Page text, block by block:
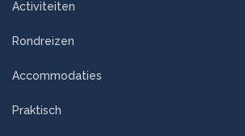
Activiteiten
Rondreizen
Accommodaties
Praktisch